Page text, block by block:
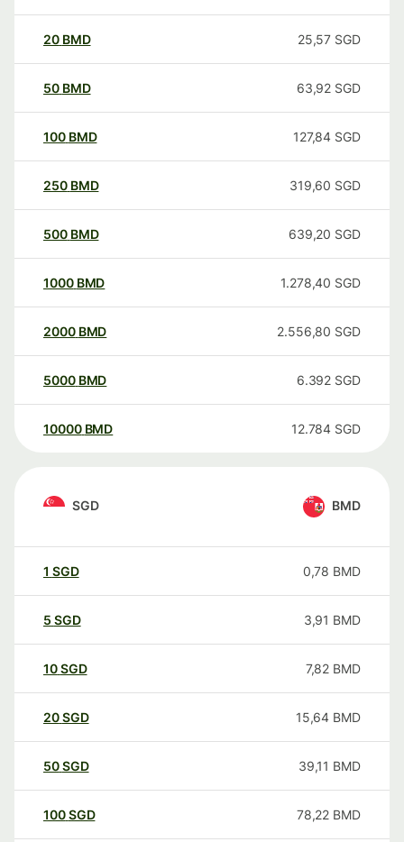
20 BMD 25,57 SGD
50 BMD 63,92 SGD
100 BMD 127,84 SGD
250 BMD 319,60 SGD
500 BMD 639,20 SGD
1000 BMD 1.278,40 SGD
2000 BMD 2.556,80 SGD
5000 BMD 6.392 SGD
10000 BMD 12.784 SGD
SGD BMD
1 SGD 0,78 BMD
5 SGD 3,91 BMD
10SGD 7,82 BMD
20SGD 15,64 BMD
50SGD 39,11 BMD
100SGD 78,22 BMD